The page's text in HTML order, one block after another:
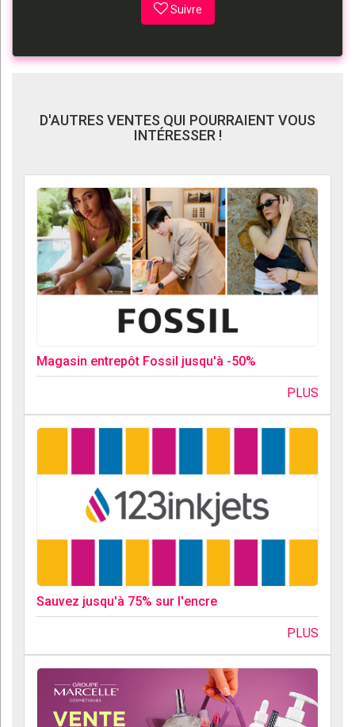
Suivre
D'AUTRES VENTES QUI POURRAIENT VOUS
INTÉRESSER !
Magasin entrepôt Fossil jusqu'à -50%
PLUS
Sauvez jusqu'à 75% sur l'encre
PLUS